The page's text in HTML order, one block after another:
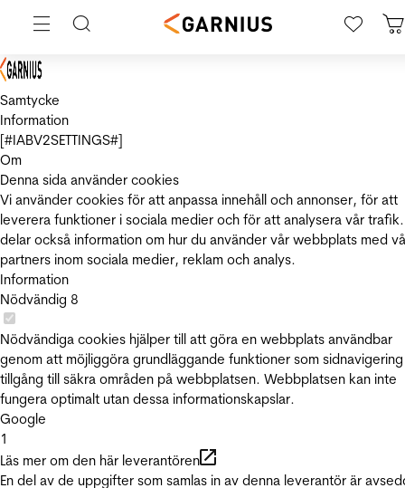
Samtycke
Information
[#IABV2SETTINGS#]
Om
Denna sida använder cookies
Vi använder cookies för att anpassa innehåll och annonser, för att
leverera funktioner i sociala medier och för att analysera vår
delar också information om hur du använder vår webbplats med
partners inom sociala medier, reklam och analys.
Information
Nödvändig 8
Nödvändiga cookies hjälper till att göra en webbplats användbar
genom att möjliggöra grundläggande funktioner som
tillgång till säkra områden på webbplatsen. Webbplatsen kan inte
fungera optimalt utan dessa informationskapslar.
Google
1
Läs mer om den här leverantören
En del av de uppgifter som samlas in av denna leverantör är